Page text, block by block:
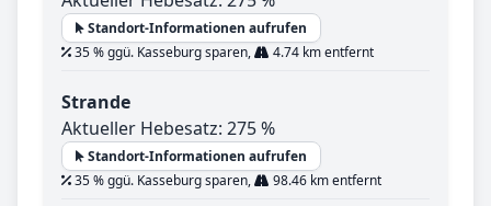
Standort-Informationen aufrufen
35 % ggü. Kasseburg sparen,
4.74 km entfernt
Strande
Aktueller Hebesatz: 275 %
Standort-Informationen aufrufen
35 % ggü. Kasseburg sparen,
98.46 km entfernt